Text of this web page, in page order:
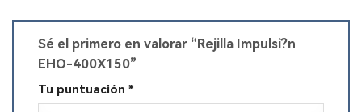
Sé el primero en valorar “Rejilla Impulsi?n
EHO-400X150”
Tu puntuación *